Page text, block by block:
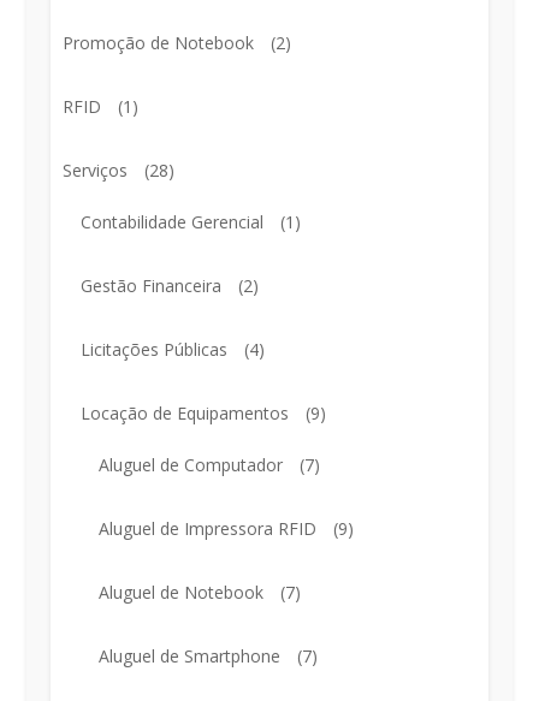
Promoção de Notebook (2)
RFID (1)
Serviços (28)
Contabilidade Gerencial (1)
Gestão Financeira (2)
Licitações Públicas (4)
Locação de Equipamentos (9)
Aluguel de Computador (7)
Aluguel de Impressora RFID (9)
Aluguel de Notebook (7)
Aluguel de Smartphone (7)